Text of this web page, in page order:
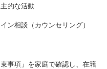
的な活動
ン相談（カウンセリング）
束事項」を家庭で確認し、在籍